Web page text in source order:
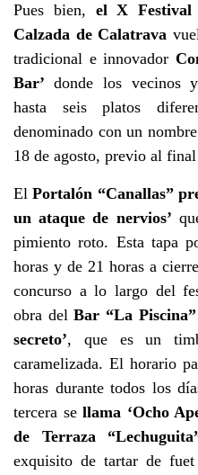
Pues bien, el X Festival
Calzada de Calatrava
tradicional e innovador
Bar’ donde los vecinos
hasta seis platos
denominado con un
18 de agosto, previo al
ElPortalón “Canallas”
un ataque de nervios’
pimiento roto. Esta tapa
horas y de 21 horas a
concurso a lo largo del
obra delBar “La
secreto’, que es un
caramelizada. El horario
horas durante todos los
tercera se llama ‘Ocho
de Terraza
exquisito de tartar de